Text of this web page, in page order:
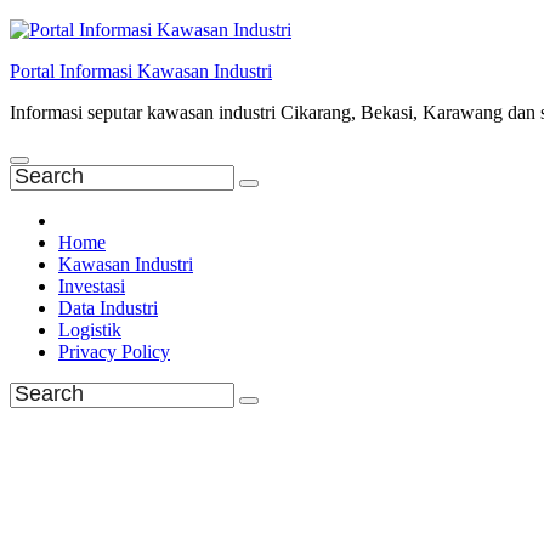
Skip
content
Portal Informasi Kawasan Industri
Informasi seputar kawasan industri Cikarang, Bekasi, Karawang dan
Home
Kawasan Industri
Investasi
Data Industri
Logistik
Privacy Policy